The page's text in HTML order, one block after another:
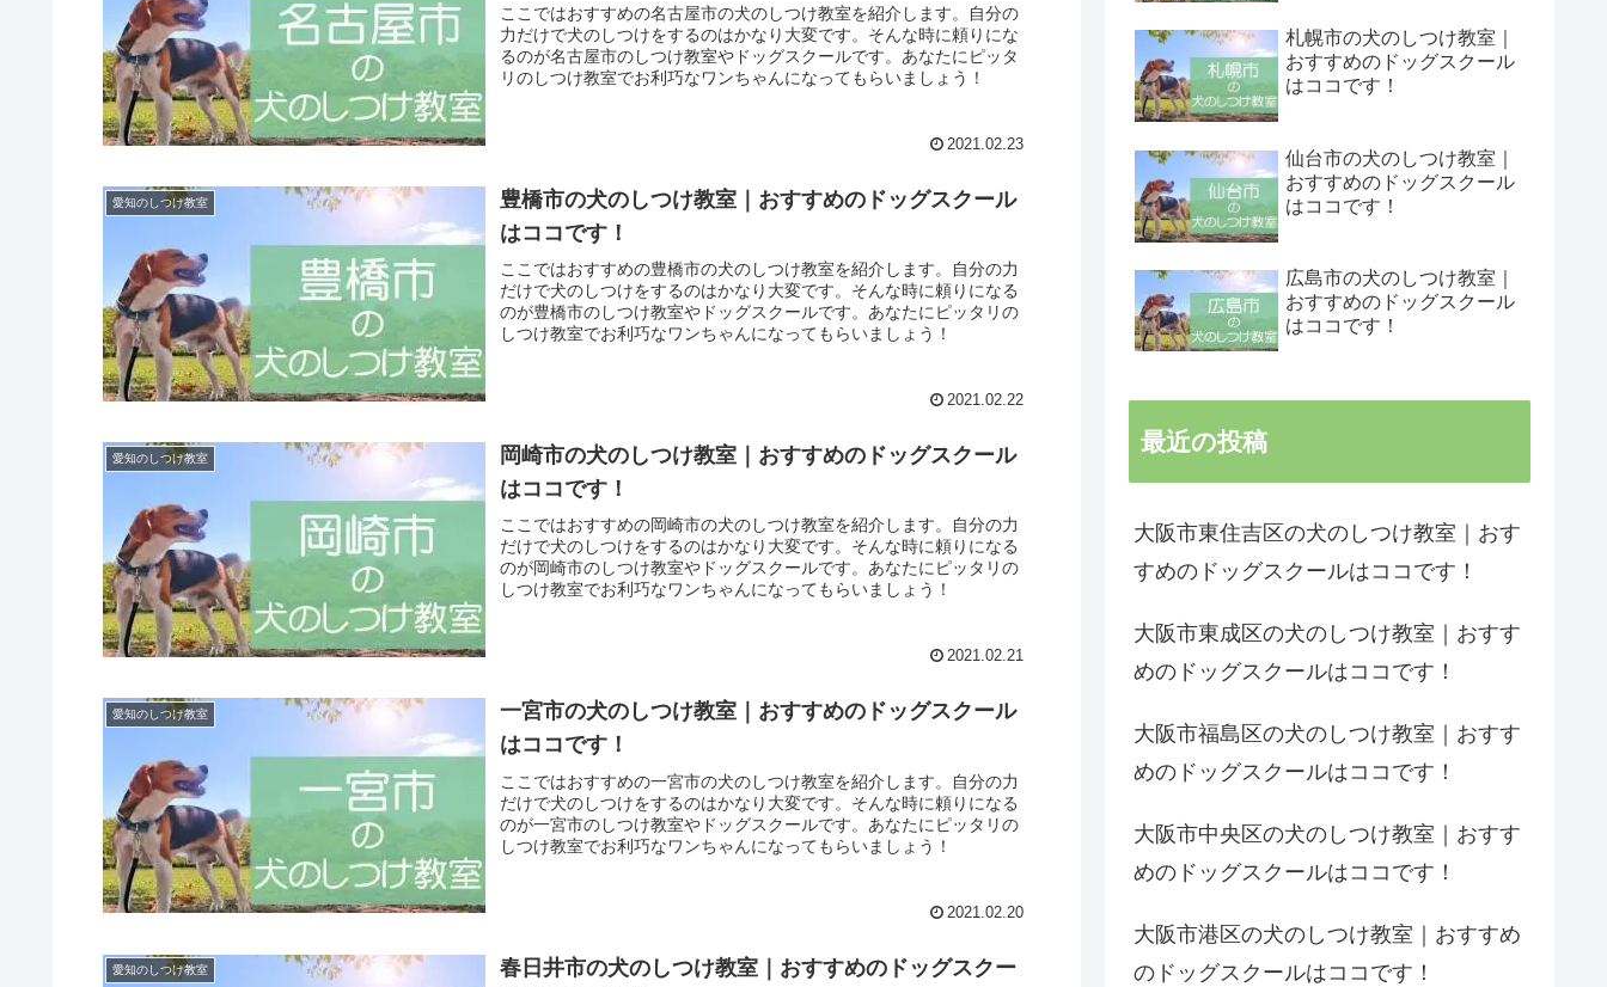
ここではおすすめの名古屋市の犬のしつけ教室を紹介します。自分の
力だけで犬のしつけをするのはかなり大変です。そんな時に頼りにな
るのが名古屋市のしつけ教室やドッグスクールです。あなたにピッタ
リのしつけ教室でお利巧なワンちゃんになってもらいましょう！
2021.02.23
愛知のしつけ教室
豊橋市の犬のしつけ教室｜おすすめのドッグスクール
はココです！
ここではおすすめの豊橋市の犬のしつけ教室を紹介します。自分の力
だけで犬のしつけをするのはかなり大変です。そんな時に頼りになる
のが豊橋市のしつけ教室やドッグスクールです。あなたにピッタリの
しつけ教室でお利巧なワンちゃんになってもらいましょう！
2021.02.22
愛知のしつけ教室
岡崎市の犬のしつけ教室｜おすすめのドッグスクール
はココです！
ここではおすすめの岡崎市の犬のしつけ教室を紹介します。自分の力
だけで犬のしつけをするのはかなり大変です。そんな時に頼りになる
のが岡崎市のしつけ教室やドッグスクールです。あなたにピッタリの
しつけ教室でお利巧なワンちゃんになってもらいましょう！
2021.02.21
愛知のしつけ教室
一宮市の犬のしつけ教室｜おすすめのドッグスクール
はココです！
ここではおすすめの一宮市の犬のしつけ教室を紹介します。自分の力
だけで犬のしつけをするのはかなり大変です。そんな時に頼りになる
のが一宮市のしつけ教室やドッグスクールです。あなたにピッタリの
しつけ教室でお利巧なワンちゃんになってもらいましょう！
2021.02.20
愛知のしつけ教室
春日井市の犬のしつけ教室｜おすすめのドッグスクー
札幌市の犬のしつけ教室｜
おすすめのドッグスクール
はココです！
仙台市の犬のしつけ教室｜
おすすめのドッグスクール
はココです！
広島市の犬のしつけ教室｜
おすすめのドッグスクール
はココです！
最近の投稿
大阪市東住吉区の犬のしつけ教室｜おす
すめのドッグスクールはココです！
大阪市東成区の犬のしつけ教室｜おすす
めのドッグスクールはココです！
大阪市福島区の犬のしつけ教室｜おすす
めのドッグスクールはココです！
大阪市中央区の犬のしつけ教室｜おすす
めのドッグスクールはココです！
大阪市港区の犬のしつけ教室｜おすすめ
のドッグスクールはココです！